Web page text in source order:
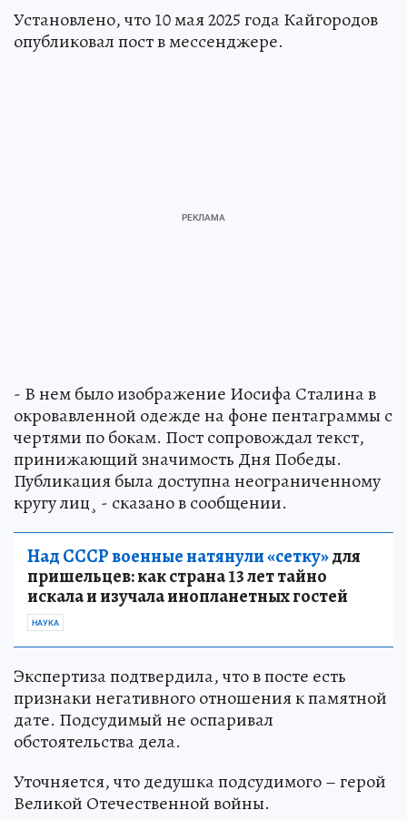
Установлено, что 10 мая 2025 года Кайгородов
опубликовал пост в мессенджере.
- В нем было изображение Иосифа Сталина в
окровавленной одежде на фоне пентаграммы с
чертями по бокам. Пост сопровождал текст,
принижающий значимость Дня Победы.
Публикация была доступна неограниченному
кругу лиц¸ - сказано в сообщении.
Над СССР военные натянули «сетку»для
пришельцев: как страна 13 лет тайно
искала и изучала инопланетных гостей
НАУКА
Экспертиза подтвердила, что в посте есть
признаки негативного отношения к памятной
дате. Подсудимый не оспаривал
обстоятельства дела.
Уточняется, что дедушка подсудимого – герой
Великой Отечественной войны.